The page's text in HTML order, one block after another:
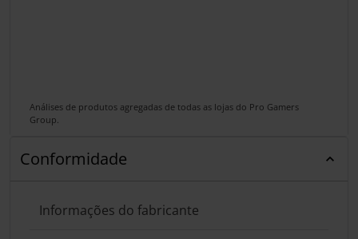
Análises de produtos agregadas de todas as lojas do Pro Gamers
Group.
Conformidade
Informações do fabricante